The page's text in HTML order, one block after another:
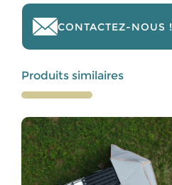
CONTACTEZ-NOUS !
Produits similaires
Ce
produit
a
plusieurs